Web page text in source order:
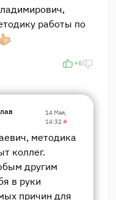
работы по
+6
14 Мая,
14:32#
методика
коллег.
другим
в руки
причин для